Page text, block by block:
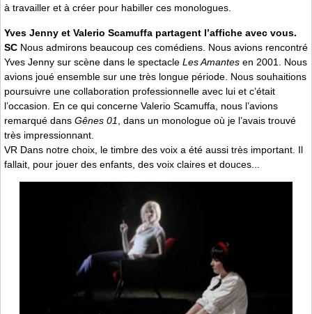
à travailler et à créer pour habiller ces monologues.
Yves Jenny et Valerio Scamuffa partagent l’affiche avec vous.
SC Nous admirons beaucoup ces comédiens. Nous avions rencontré
Yves Jenny sur scène dans le spectacle Les Amantes en 2001. Nous
avions joué ensemble sur une très longue période. Nous souhaitions
poursuivre une collaboration professionnelle avec lui et c’était
l’occasion. En ce qui concerne Valerio Scamuffa, nous l’avions
remarqué dans Gênes 01
, dans un monologue où je l’avais trouvé
très impressionnant.
VR Dans notre choix, le timbre des voix a été aussi très important. Il
fallait, pour jouer des enfants, des voix claires et douces...